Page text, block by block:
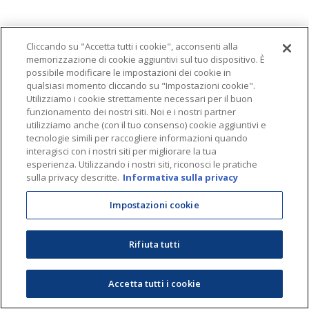
Cliccando su "Accetta tutti i cookie", acconsenti alla
memorizzazione di cookie aggiuntivi sul tuo dispositivo. È
possibile modificare le impostazioni dei cookie in
qualsiasi momento cliccando su "Impostazioni cookie".
Utilizziamo i cookie strettamente necessari per il buon
funzionamento dei nostri siti. Noi e i nostri partner
utilizziamo anche (con il tuo consenso) cookie aggiuntivi e
tecnologie simili per raccogliere informazioni quando
interagisci con i nostri siti per migliorare la tua
esperienza. Utilizzando i nostri siti, riconosci le pratiche
sulla privacy descritte. Informativa sulla privacy
Impostazioni cookie
Rifiuta tutti
Accetta tutti i cookie